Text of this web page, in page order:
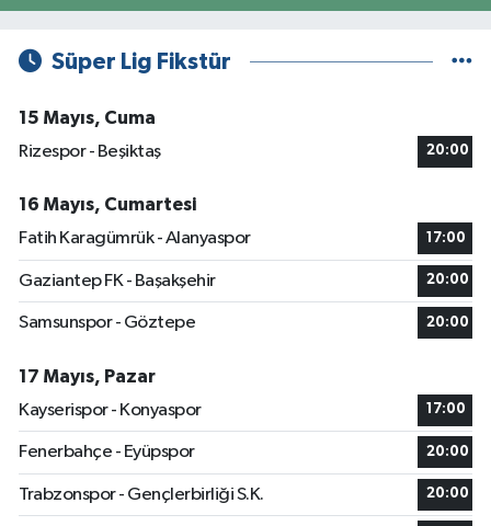
Süper Lig Fikstür
15 Mayıs, Cuma
Rizespor - Beşiktaş
20:00
16 Mayıs, Cumartesi
Fatih Karagümrük - Alanyaspor
17:00
Gaziantep FK - Başakşehir 20:00
Samsunspor - Göztepe 20:00
17 Mayıs, Pazar
Kayserispor - Konyaspor
17:00
Fenerbahçe - Eyüpspor 20:00
Trabzonspor - Gençlerbirliği S.K. 20:00